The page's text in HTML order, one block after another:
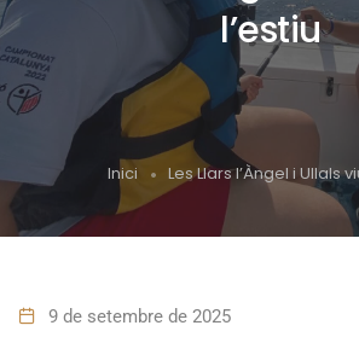
l’estiu
Inici Les Llars l’Àngel i Ullals
9 de setembre de 2025